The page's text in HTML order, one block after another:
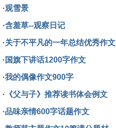
·观雪景
·含羞草--观察日记
·关于不平凡的一年总结优秀作文
· 国旗下讲话1200字作文
·我的偶像作文900字
· 《父与子》推荐读书体会例文
·品味亲情600字话题作文